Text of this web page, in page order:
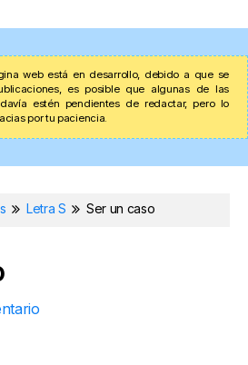
web está en desarrollo, debido a que se
es posible que algunas de las
estén pendientes de redactar, pero lo
por tu paciencia.
Letra S Ser un caso